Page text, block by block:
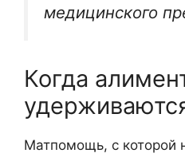
медицинского
Когда
Матпомощь, с которой